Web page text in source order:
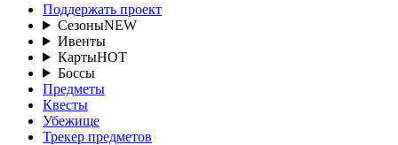
Поддержать проект
СезоныNEW
Ивенты
КартыHOT
Боссы
Предметы
Квесты
Убежище
Трекер предметов